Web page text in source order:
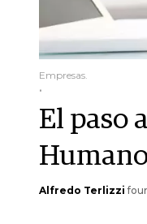
Empresas.
.
El paso
Alfredo Terlizzi